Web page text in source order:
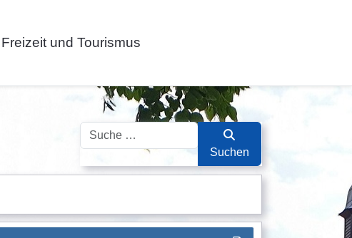
Freizeit und Tourismus
Suchen
Suchen